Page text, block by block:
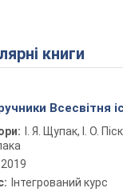
книги
Всесвітня
І. Я. Щупак, І. О.
2019
Інтегрований курс